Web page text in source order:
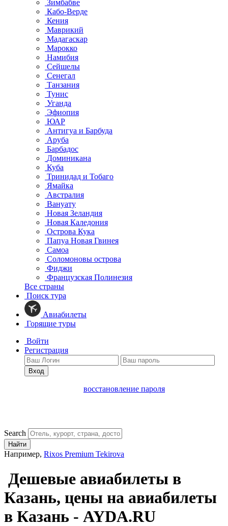
Зимбабве
Кабо-Верде
Кения
Маврикий
Мадагаскар
Марокко
Намибия
Сейшелы
Сенегал
Танзания
Тунис
Уганда
Эфиопия
ЮАР
Антигуа и Барбуда
Аруба
Барбадос
Доминикана
Куба
Тринидад и Тобаго
Ямайка
Австралия
Вануату
Новая Зеландия
Новая Каледония
Острова Кука
Папуа Новая Гвинея
Самоа
Соломоновы острова
Фиджи
Французская Полинезия
Все страны
Поиск тура
Авиабилеты
Горящие туры
Войти
Регистрация
Вход
восстановление пароля
Search
Найти
Например, Rixos Premium Tekirova
Дешевые авиабилеты в
Казань, цены на авиабилеты
в Казань - AYDA.RU